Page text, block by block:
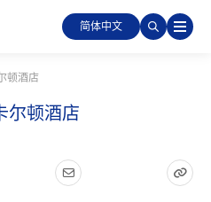
简体中文
顿酒店
尔顿酒店